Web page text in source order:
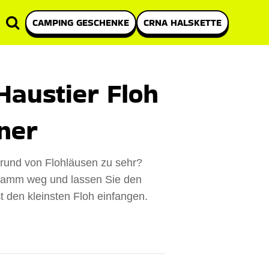
CAMPING GESCHENKE CRNA HALSKETTE
Floh
von Flohläusen zu sehr?
weg und lassen Sie den
den kleinsten Floh einfangen.